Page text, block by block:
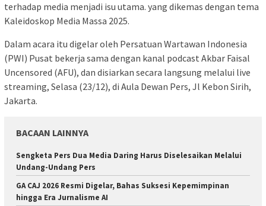
terhadap media menjadi isu utama. yang dikemas dengan tema
Kaleidoskop Media Massa 2025.
Dalam acara itu digelar oleh Persatuan Wartawan Indonesia
(PWI) Pusat bekerja sama dengan kanal podcast Akbar Faisal
Uncensored (AFU), dan disiarkan secara langsung melalui live
streaming, Selasa (23/12), di Aula Dewan Pers, Jl Kebon Sirih,
Jakarta.
BACAAN LAINNYA
Sengketa Pers Dua Media Daring Harus Diselesaikan Melalui
Undang-Undang Pers
GA CAJ 2026 Resmi Digelar, Bahas Suksesi Kepemimpinan
hingga Era Jurnalisme AI